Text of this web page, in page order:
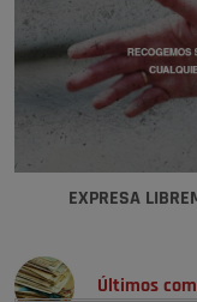
EXPRESA
Últimos